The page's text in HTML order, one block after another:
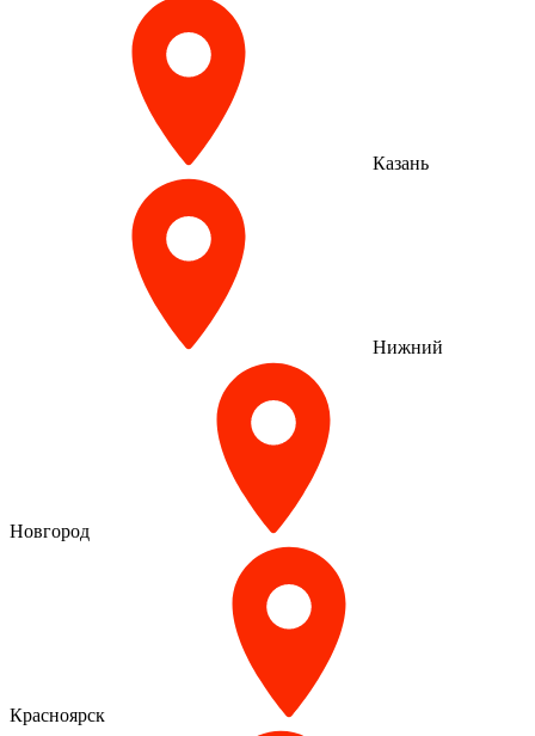
Казань
Нижний
Новгород
Красноярск